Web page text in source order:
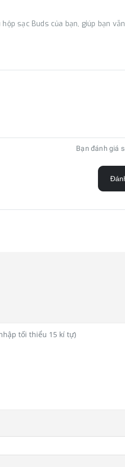
sạc Buds của bạn, giúp bạn
Bạn đánh giá